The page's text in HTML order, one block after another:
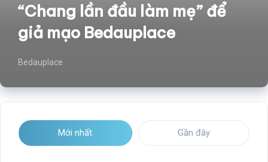
“Chang lần đầu làm mẹ” để
giả mạo Bedauplace
Bedauplace
Mới nhất Gần đây